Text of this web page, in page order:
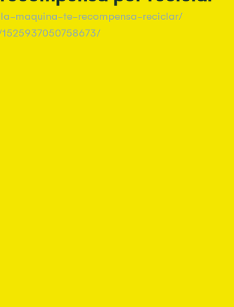
maquina-te-recompensa-reciclar/